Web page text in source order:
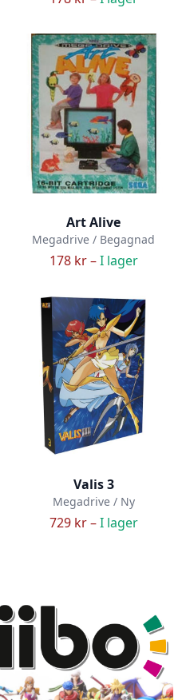
Art Alive
Megadrive / Begagnad
178 kr –I lager
Valis 3
Megadrive / Ny
729 kr –I lager